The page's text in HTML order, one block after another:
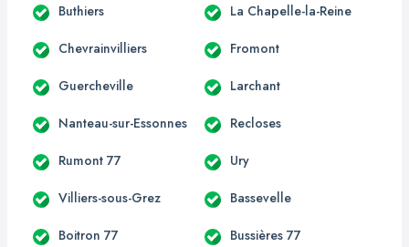
Buthiers La Chapelle-la-Reine
Chevrainvilliers Fromont
Guercheville Larchant
Nanteau-sur-Essonnes Recloses
Rumont 77 Ury
Villiers-sous-Grez Bassevelle
Boitron 77 Bussières 77